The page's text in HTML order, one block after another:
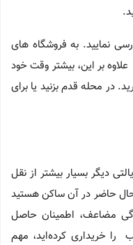
نمایید. به فروشگاه های
بر این، بیشتر وقت خود
در محله قدم بزنید یا برای
دیگر بسیار بیشتر از نقل
حال حاضر در آن ساکن هستید
مضاعف، اطمینان حاصل
را خریداری کرده‌اید، مهم